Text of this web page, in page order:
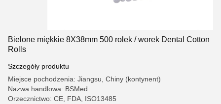
Bielone miękkie 8X38mm 500 rolek / worek Dental Cotton
Rolls
Szczegóły produktu
Miejsce pochodzenia: Jiangsu, Chiny (kontynent)
Nazwa handlowa: BSMed
Orzecznictwo: CE, FDA, ISO13485